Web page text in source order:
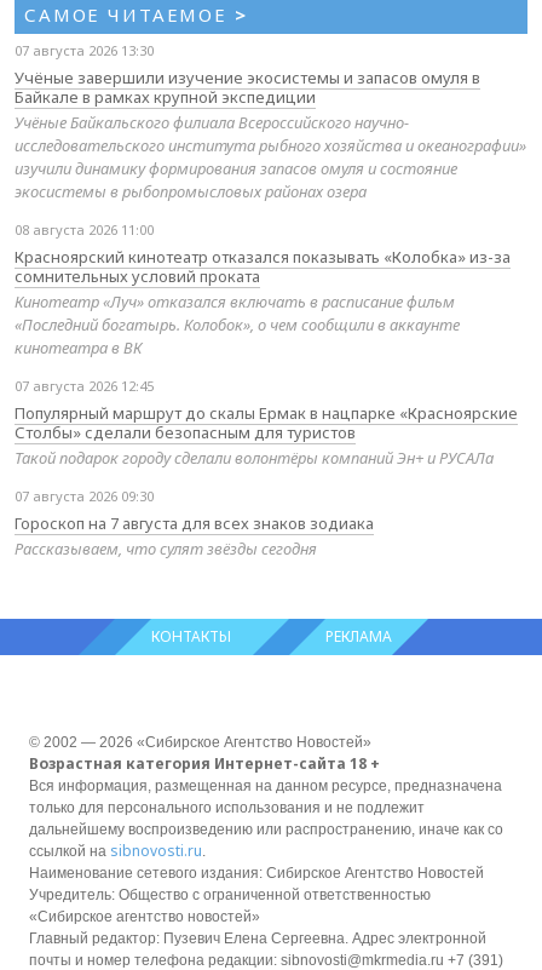
САМОЕ ЧИТАЕМОЕ >
07 августа 2026 13:30
Учёные завершили изучение экосистемы и запасов омуля в
Байкале в рамках крупной экспедиции
Учёные Байкальского филиала Всероссийского научно-
исследовательского института рыбного хозяйства и океанографии»
изучили динамику формирования запасов омуля и состояние
экосистемы в рыбопромысловых районах озера
08 августа 2026 11:00
Красноярский кинотеатр отказался показывать «Колобка» из-за
сомнительных условий проката
Кинотеатр «Луч» отказался включать в расписание фильм
«Последний богатырь. Колобок», о чем сообщили в аккаунте
кинотеатра в ВК
07 августа 2026 12:45
Популярный маршрут до скалы Ермак в нацпарке «Красноярские
Столбы» сделали безопасным для туристов
Такой подарок городу сделали волонтёры компаний Эн+ и РУСАЛа
07 августа 2026 09:30
Гороскоп на 7 августа для всех знаков зодиака
Рассказываем, что сулят звёзды сегодня
КОНТАКТЫ РЕКЛАМА
© 2002 — 2026 «Сибирское Агентство Новостей»
Возрастная категория Интернет-сайта 18 +
Вся информация, размещенная на данном ресурсе, предназначена
только для персонального использования и не подлежит
дальнейшему воспроизведению или распространению, иначе как со
ссылкой на sibnovosti.ru.
Наименование сетевого издания: Сибирское Агентство Новостей
Учредитель: Общество с ограниченной ответственностью
«Сибирское агентство новостей»
Главный редактор: Пузевич Елена Сергеевна. Адрес электронной
почты и номер телефона редакции: sibnovosti@mkrmedia.ru +7 (391)